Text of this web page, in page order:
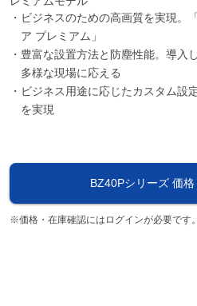
・ビジネスのための高画質を実現。
ア プレミアム」
・豊富な設置方法と防塵性能。導入
多様な現場に応える
・ビジネス用途に応じたカスタム設
を実現
BZ40Pシリーズ 価
※価格・在庫確認にはログインが必要です。